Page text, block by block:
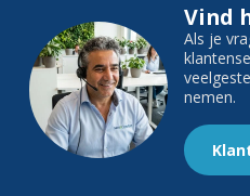
Vind
Als je
nemen.